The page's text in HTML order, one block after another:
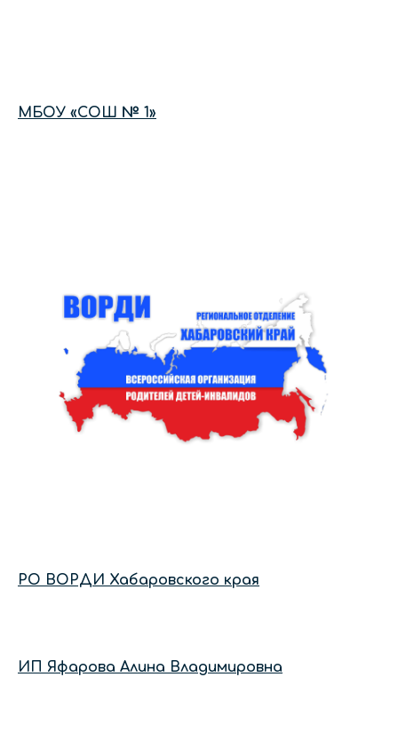
МБОУ «СОШ № 1»
РО ВОРДИ Хабаровского края
ИП Яфарова Алина Владимировна